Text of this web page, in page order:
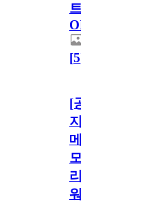
트
OPEN!
[5]
[공
지]
메
모
리
워